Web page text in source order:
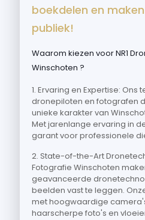
boekdelen en
publiek!
Waarom kiezen voor NR1
Winschoten ?
1. Ervaring en Expertise:
dronepiloten en fotografen
unieke karakter van
Met jarenlange ervaring in
garant voor professionele
2. State-of-the-Art
Fotografie Winschoten
geavanceerde
beelden vast te leggen.
met hoogwaardige
haarscherpe foto's en